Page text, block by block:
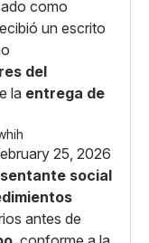
como
un escrito
del
la entrega de
25, 2026
social
antes de